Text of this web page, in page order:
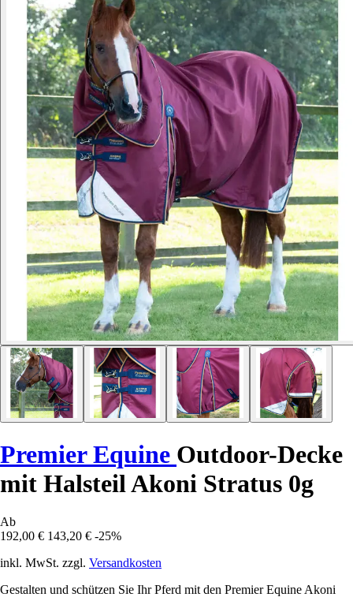
Premier Equine Outdoor-Decke
mit Halsteil Akoni Stratus 0g
Ab
192,00 € 143,20 € -25%
inkl. MwSt. zzgl. Versandkosten
Gestalten und schützen Sie Ihr Pferd mit den Premier Equine Akoni